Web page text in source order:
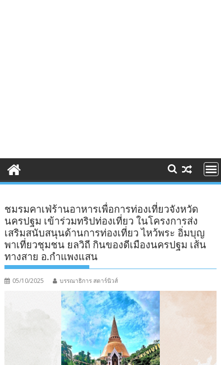
ชมรมคาเฟ่ร้านอาหารเพื่อการท่องเที่ยวจังหวัด
นครปฐม เข้าร่วมทริปท่องเที่ยว ในโครงการส่ง
เสริมสนับสนุนด้านการท่องเที่ยว ไหว้พระ อิ่มบุญ
พาเที่ยวชุมชน ยลวิถี กินของดีเมืองนครปฐม เส้น
ทางสาย อ.กำแพงแสน
05/10/2025 บรรณาธิการ สตาร์นิวส์